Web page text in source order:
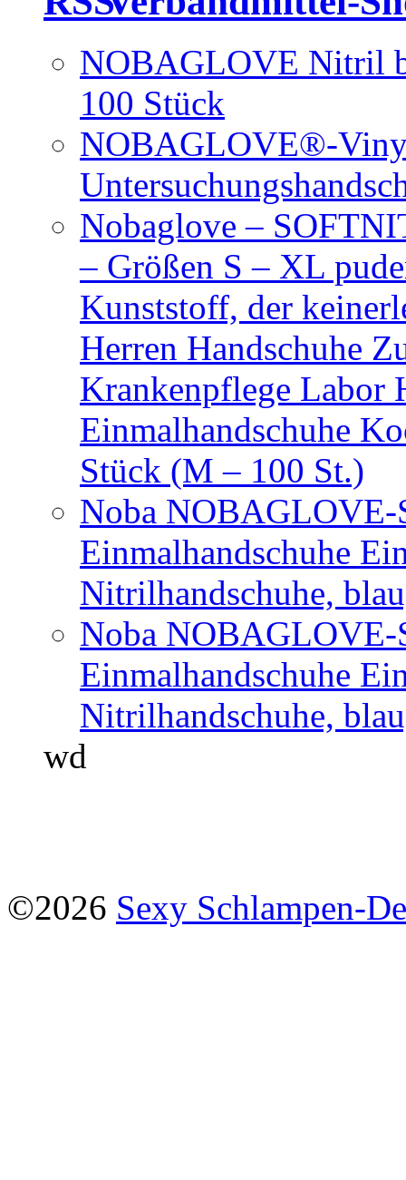
NOBAGLOVE Nitril
100 Stück
NOBAGLOVE®-
Nobaglove –
– Größen S – XL
Kunststoff, der
Herren Handschuhe
Krankenpflege Labor
Einmalhandschuhe
Stück (M – 100 St.)
Noba
Einmalhandschuhe
Nitrilhandschuhe,
Noba
Einmalhandschuhe
Nitrilhandschuhe,
wd
©2026 Sexy Schlampen-